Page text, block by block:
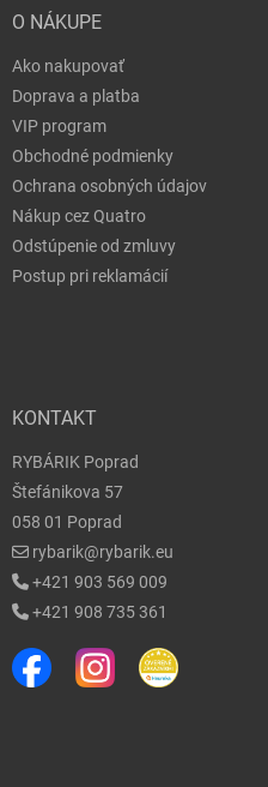
O NÁKUPE
Ako nakupovať
Doprava a platba
VIP program
Obchodné podmienky
Ochrana osobných údajov
Nákup cez Quatro
Odstúpenie od zmluvy
Postup pri reklamácií
KONTAKT
RYBÁRIK Poprad
Štefánikova 57
058 01 Poprad
rybarik@rybarik.eu
+421 903 569 009
+421 908 735 361